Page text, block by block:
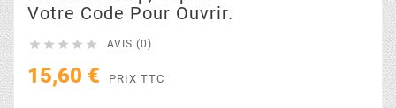
Votre Code Pour Ouvrir.
     AVIS (0)
15,60 € PRIX TTC